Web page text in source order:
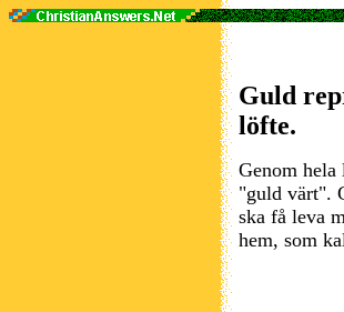
Guld
löfte.
Genom
"guld värt".
ska få leva
hem, som